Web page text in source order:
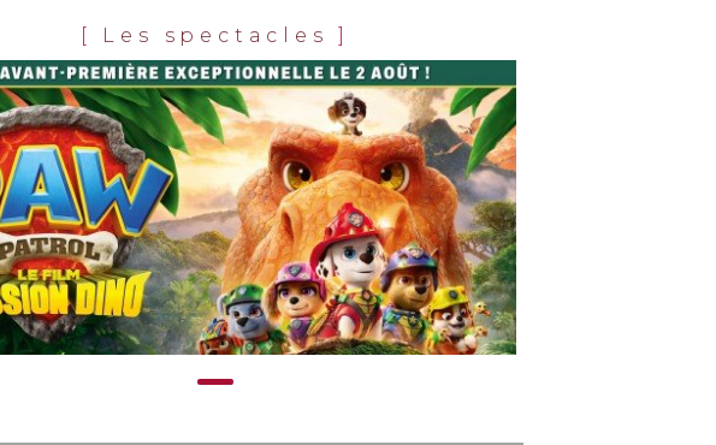
[ Les spectacles]